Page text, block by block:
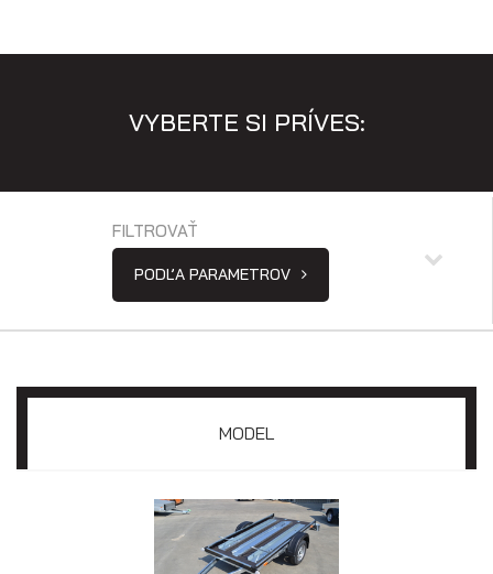
Skladové prívesy
VYBERTE SI PRÍVES:
FILTROVAŤ
PODĽA PARAMETROV
MODEL